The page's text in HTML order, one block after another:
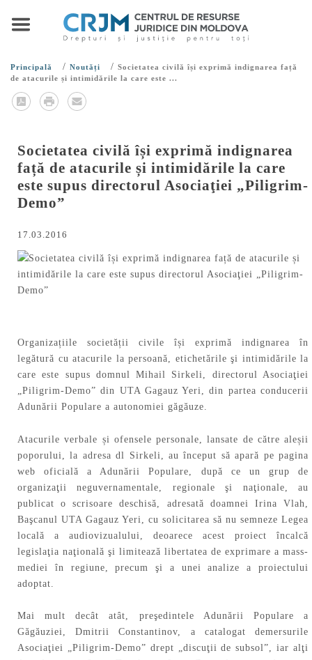
Principală / Noutăți / Societatea civilă își exprimă indignarea față
de atacurile și intimidările la care este ...
Societatea civilă își exprimă indignarea
față de atacurile și intimidările la care
este supus directorul Asociaţiei „Piligrim-
Demo”
17.03.2016
Organizațiile societății civile își exprimă indignarea în
legătură cu atacurile la persoană, etichetările şi intimidările la
care este supus domnul Mihail Sirkeli, directorul Asociaţiei
„Piligrim-Demo” din UTA Gagauz Yeri, din partea conducerii
Adunării Populare a autonomiei găgăuze.
Atacurile verbale și ofensele personale, lansate de către aleșii
poporului, la adresa dl Sirkeli, au început să apară pe pagina
web oficială a Adunării Populare, după ce un grup de
organizaţii neguvernamentale, regionale şi naţionale, au
publicat o scrisoare deschisă, adresată doamnei Irina Vlah,
Başcanul UTA Gagauz Yeri, cu solicitarea să nu semneze Legea
locală a audiovizualului, deoarece acest proiect încalcă
legislaţia naţională şi limitează libertatea de exprimare a mass-
mediei în regiune, precum şi a unei analize a proiectului
adoptat.
Mai mult decât atât, preşedintele Adunării Populare a
Găgăuziei, Dmitrii Constantinov, a catalogat demersurile
Asociaţiei „Piligrim-Demo” drept „discuţii de subsol”, iar alţi